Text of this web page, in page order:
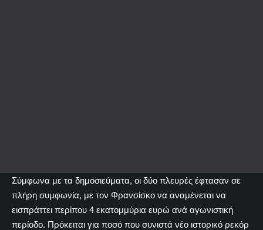
Σύμφωνα με τα δημοσιεύματα, οι δύο πλευρές έφτασαν σε
πλήρη συμφωνία, με τον Φρανσίσκο να αναμένεται να
εισπράττει περίπου 4 εκατομμύρια ευρώ ανά αγωνιστική
περίοδο. Πρόκειται για ποσό που συνιστά νέο ιστορικό ρεκόρ